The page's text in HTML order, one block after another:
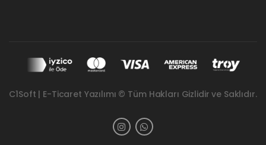
C1Soft | E-Ticaret Yazılımı © Tüm Hakları Gizlidir ve Saklıdır.